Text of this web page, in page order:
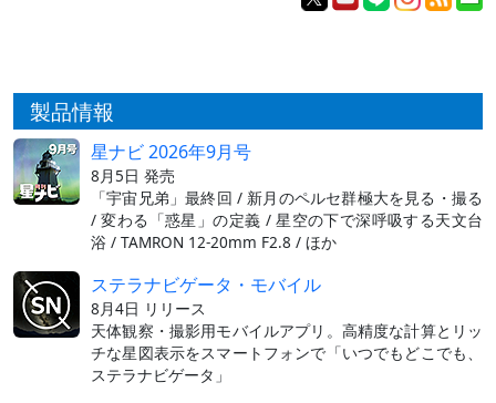
製品情報
星ナビ 2026年9月号
8月5日 発売
「宇宙兄弟」最終回 / 新月のペルセ群極大を見る・撮る
/ 変わる「惑星」の定義 / 星空の下で深呼吸する天文台
浴 / TAMRON 12-20mm F2.8 / ほか
ステラナビゲータ・モバイル
8月4日 リリース
天体観察・撮影用モバイルアプリ。高精度な計算とリッ
チな星図表示をスマートフォンで「いつでもどこでも、
ステラナビゲータ」